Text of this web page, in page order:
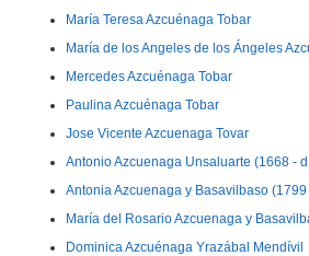
María Teresa Azcuénaga Tobar
María de los Angeles de los Ángeles
Mercedes Azcuénaga Tobar
Paulina Azcuénaga Tobar
Jose Vicente Azcuenaga Tovar
Antonio Azcuenaga Unsaluarte (1668 -
Antonia Azcuenaga y Basavilbaso
María del Rosario Azcuenaga y
Dominica Azcuénaga Yrazábal Mendívil